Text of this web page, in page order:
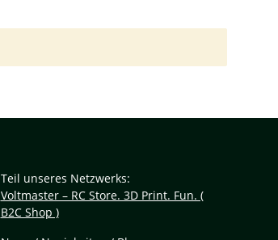
Teil unseres Netzwerks:
Voltmaster – RC Store. 3D Print. Fun. (
B2C Shop )